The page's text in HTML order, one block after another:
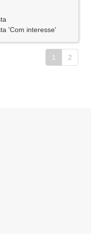
'Com interesse'
1 2